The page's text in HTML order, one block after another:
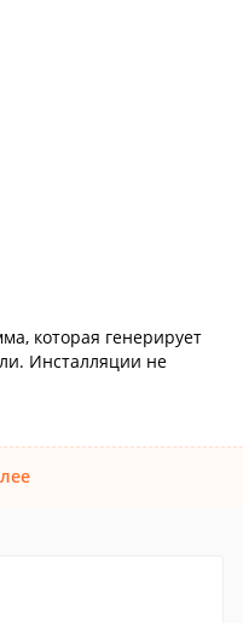
которая генерирует
Инсталляции не